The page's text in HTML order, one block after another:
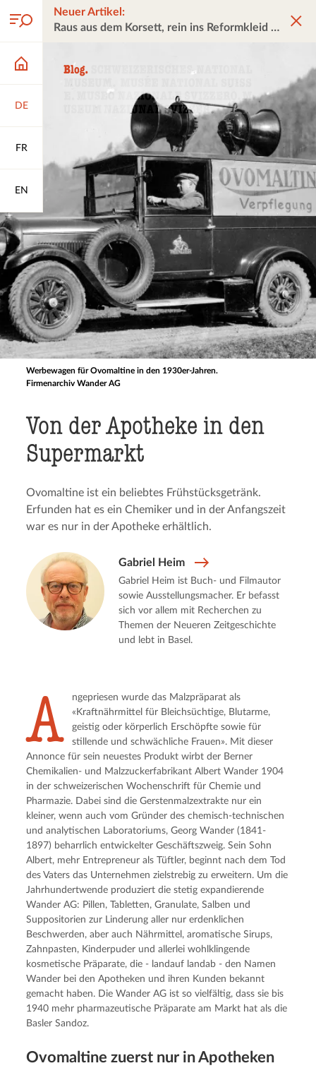
DE
FR
EN
Neuer Artikel:
Raus aus dem Korsett, rein ins Reformkleid
Werbewagen für Ovomaltine in den 1930er-Jahren.
Firmenarchiv Wander AG
Von der Apotheke in den
Supermarkt
Ovomaltine ist ein beliebtes Frühstücksgetränk.
Erfunden hat es ein Chemiker und in der Anfangszeit
war es nur in der Apotheke erhältlich.
Gabriel Heim
Gabriel Heim ist Buch- und Filmautor
sowie Ausstellungsmacher. Er befasst
sich vor allem mit Recherchen zu
Themen der Neueren Zeitgeschichte
und lebt in Basel.
A
ngepriesen wurde das Malzpräparat als
«Kraftnährmittel für Bleichsüchtige, Blutarme,
geistig oder körperlich Erschöpfte sowie für
stillende und schwächliche Frauen». Mit dieser
Annonce für sein neuestes Produkt wirbt der Berner
Chemikalien- und Malzzuckerfabrikant Albert Wander 1904
in der schweizerischen Wochenschrift für Chemie und
Pharmazie. Dabei sind die Gerstenmalzextrakte nur ein
kleiner, wenn auch vom Gründer des chemisch-technischen
und analytischen Laboratoriums, Georg Wander (1841-
1897) beharrlich entwickelter Geschäftszweig. Sein Sohn
Albert, mehr Entrepreneur als Tüftler, beginnt nach dem Tod
des Vaters das Unternehmen zielstrebig zu erweitern. Um die
Jahrhundertwende produziert die stetig expandierende
Wander AG: Pillen, Tabletten, Granulate, Salben und
Suppositorien zur Linderung aller nur erdenklichen
Beschwerden, aber auch Nährmittel, aromatische Sirups,
Zahnpasten, Kinderpuder und allerlei wohlklingende
kosmetische Präparate, die - landauf landab - den Namen
Wander bei den Apotheken und ihren Kunden bekannt
gemacht haben. Die Wander AG ist so vielfältig, dass sie bis
1940 mehr pharmazeutische Präparate am Markt hat als die
Basler Sandoz.
Ovomaltine zuerst nur in Apotheken